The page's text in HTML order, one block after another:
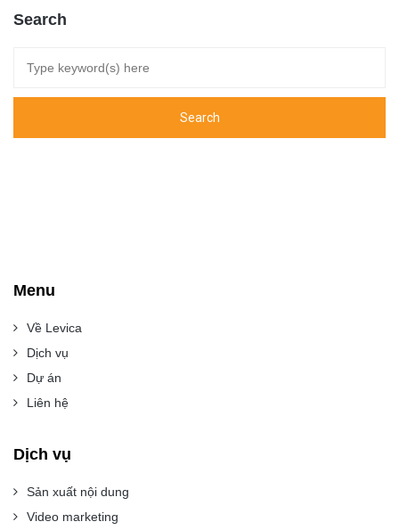
Search
Menu
Về Levica
Dịch vụ
Dự án
Liên hệ
Dịch vụ
Sản xuất nội dung
Video marketing